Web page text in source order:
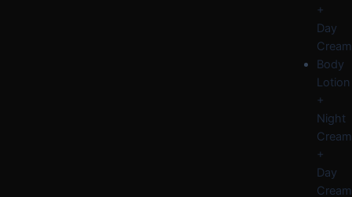
+
Day
Cream
Body
Lotion
+
Night
Cream
+
Day
Cream